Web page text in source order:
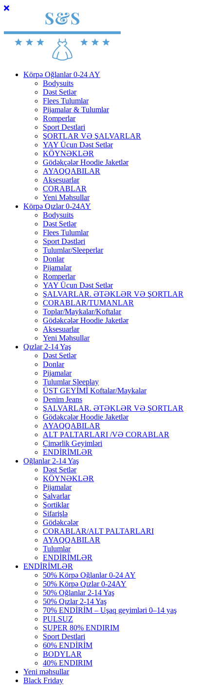
Körpə Oğlanlar 0-24 AY
Bodysuits
Dəst Setlər
Flees Tulumlar
Pijamalar & Tulumlar
Romperlar
Sport Destlari
ŞORTLAR VƏ ŞALVARLAR
YAY Ücun Dəst Setlər
KÖYNƏKLƏR
Gödəkçələr Hoodie Jaketlər
AYAQQABILAR
Aksesuarlar
CORABLAR
Yeni Məhsullar
Körpə Qızlar 0-24AY
Bodysuits
Dəst Setlər
Flees Tulumlar
Sport Dəstləri
Tulumlar/Sleeperlar
Donlar
Pijamalar
Romperlar
YAY Ücun Dəst Setlər
ŞALVARLAR. ƏTƏKLƏR VƏ ŞORTLAR
CORABLAR/TUMANLAR
Toplar/Maykalar/Koftalar
Gödəkcələr Hoodie Jaketlər
Aksesuarlar
Yeni Məhsullar
Qızlar 2-14 Yaş
Dəst Setlər
Donlar
Pijamalar
Tulumlar Sleeplay
ÜST GEYİMİ Koftalar/Maykalar
Denim Jeans
ŞALVARLAR. ƏTƏKLƏR VƏ ŞORTLAR
Gödəkcələr Hoodie Jaketlər
AYAQQABILAR
ALT PALTARLARI /VƏ CORABLAR
Çimərlik Geyimləri
ENDİRİMLƏR
Oğlanlar 2-14 Yaş
Dəst Setlər
KÖYNƏKLƏR
Pijamalar
Şalvarlar
Şortiklar
Sifarişlə
Gödəkcələr
CORABLAR/ALT PALTARLARI
AYAQQABILAR
Tulumlar
ENDİRİMLƏR
ENDİRİMLƏR
50% Körpə Oğlanlar 0-24 AY
50% Körpə Qızlar 0-24AY
50% Oğlanlar 2-14 Yaş
50% Qızlar 2-14 Yaş
70% ENDİRİM – Uşaq geyimləri 0–14 yaş
PULSUZ
SUPER 80% ENDIRIM
Sport Destlari
60% ENDİRİM
BODYLAR
40% ENDIRIM
Yeni məhsullar
Black Friday